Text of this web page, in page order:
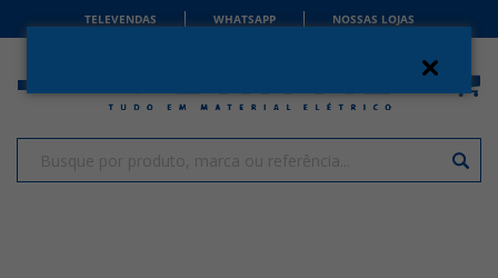
TELEVENDAS WHATSAPP NOSSAS LOJAS